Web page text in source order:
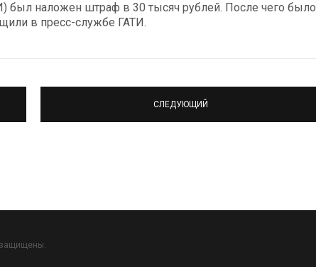
был наложен штраф в 30 тысяч рублей. После чего было
в пресс-службе ГАТИ.
СЛЕДУЮЩИЙ
защищены.